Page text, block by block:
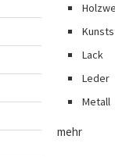
Lack
Leder
Metall
mehr